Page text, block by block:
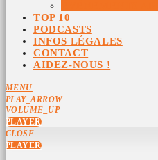
TOP 10
PODCASTS
INFOS LÉGALES
CONTACT
AIDEZ-NOUS !
MENU
PLAY_ARROW
VOLUME_UP
PLAYER
CLOSE
PLAYER